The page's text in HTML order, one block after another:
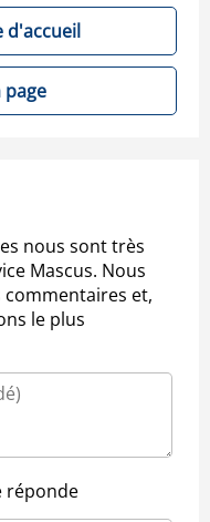
d'accueil
page
nous sont très
Mascus. Nous
commentaires et,
le plus
réponde